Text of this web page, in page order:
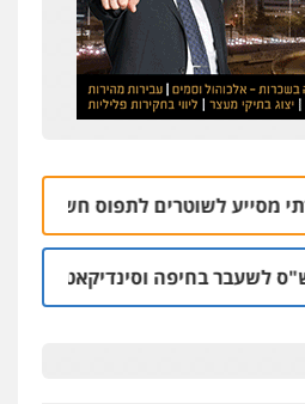
לשוטרים לתפוס חשוד שזרק
בחיפה וסינדיקאט ההלוואות